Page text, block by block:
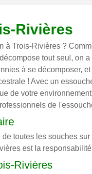
Rivières
à Trois-Rivières ?
tout seul, on
à se décomposer,
! Avec un
de votre
de
toutes les souches
est la
Rivières